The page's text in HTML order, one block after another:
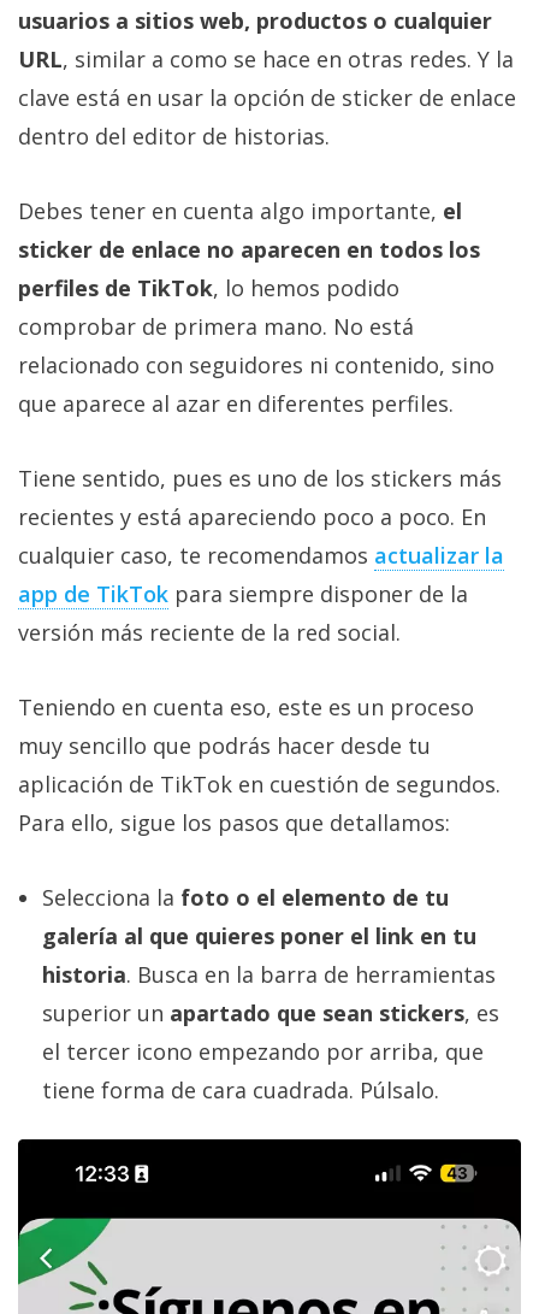
usuarios a sitios web, productos o cualquier
URL, similar a como se hace en otras redes. Y la
clave está en usar la opción de sticker de enlace
dentro del editor de historias.
Debes tener en cuenta algo importante, el
sticker de enlace no aparecen en todos los
perfiles de TikTok, lo hemos podido
comprobar de primera mano. No está
relacionado con seguidores ni contenido, sino
que aparece al azar en diferentes perfiles.
Tiene sentido, pues es uno de los stickers más
recientes y está apareciendo poco a poco. En
cualquier caso, te recomendamos actualizar la
app de TikTok‎ para siempre disponer de la
versión más reciente de la red social.
Teniendo en cuenta eso, este es un proceso
muy sencillo que podrás hacer desde tu
aplicación de TikTok en cuestión de segundos.
Para ello, sigue los pasos que detallamos:
Selecciona la foto o el elemento de tu
galería al que quieres poner el link en tu
historia. Busca en la barra de herramientas
superior un apartado que sean stickers, es
el tercer icono empezando por arriba, que
tiene forma de cara cuadrada. Púlsalo.